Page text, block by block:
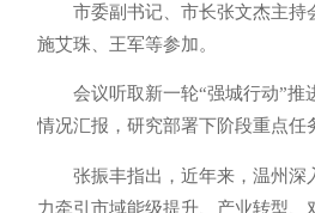
市委副书记、市长张文杰主持
施艾珠、王军等参加。
会议听取新一轮“强城行动”推
情况汇报，研究部署下阶段重点任
张振丰指出，近年来，温州深
力牵引市域能级提升、产业转型、